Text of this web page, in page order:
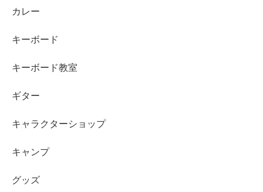
カレー
キーボード
キーボード教室
ギター
キャラクターショップ
キャンプ
グッズ